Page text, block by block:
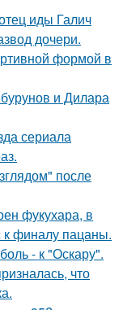
иды Галич
дочери.
формой в
и Дилара
сериала
после
фукухара, в
к финалу пацаны.
- к "Оскару".
что